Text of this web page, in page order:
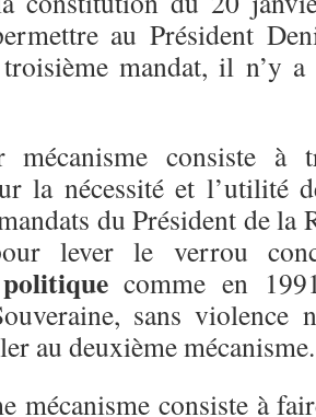
au Président
mandat, il n’y a
mécanisme consiste à
la nécessité et l’utilité
du Président de la
lever le verrou
comme en
sans violence
au deuxième mécanisme.
mécanisme consiste à